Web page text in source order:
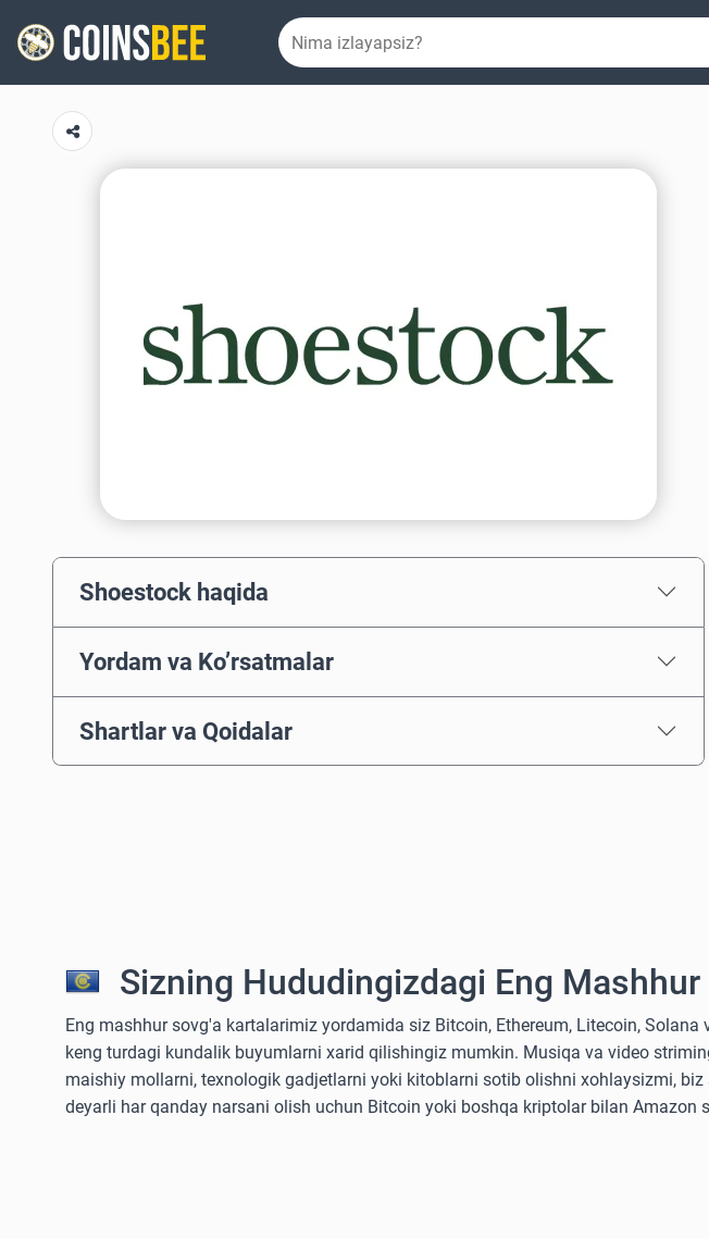
Shoestock haqida
Yordam va Ko’rsatmalar
Shartlar va Qoidalar
Sizning Hududingizdagi Eng
Eng mashhur sovg'a kartalarimiz yordamida siz Bitcoin, Ethereum, Litecoin,
keng turdagi kundalik buyumlarni xarid qilishingiz mumkin. Musiqa va video
maishiy mollarni, texnologik gadjetlarni yoki kitoblarni sotib olishni xohlaysizmi,
deyarli har qanday narsani olish uchun Bitcoin yoki boshqa kriptolar bilan